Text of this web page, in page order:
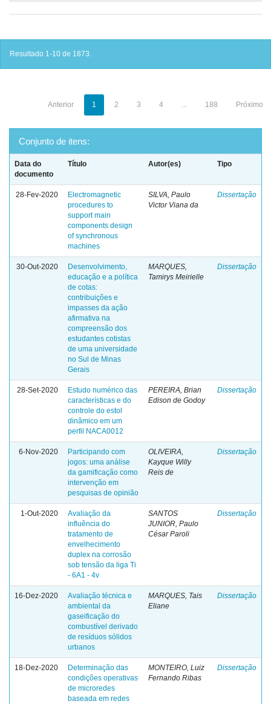
Resultado 1-10 de 1873.
Anterior 1 2 3 4 ... 188 Próximo
Conjunto de itens:
Data do
documento
Título Autor(es) Tipo
28-Fev-2020
Electromagnetic
procedures to
support main
components design
of synchronous
machines
SILVA, Paulo
Victor Viana da
Dissertação
30-Out-2020
Desenvolvimento,
educação e a política
de cotas:
contribuições e
impasses da ação
afirmativa na
compreensão dos
estudantes cotistas
de uma universidade
no Sul de Minas
Gerais
MARQUES,
Tamirys Meirielle
Dissertação
28-Set-2020
Estudo numérico das
características e do
controle do estol
dinâmico em um
perfil NACA0012
PEREIRA, Brian
Edison de Godoy
Dissertação
6-Nov-2020
Participando com
jogos: uma análise
da gamificação como
intervenção em
pesquisas de opinião
OLIVEIRA,
Kayque Willy
Reis de
Dissertação
1-Out-2020
Avaliação da
influência do
tratamento de
envelhecimento
duplex na corrosão
sob tensão da liga Ti
- 6A1 - 4v
SANTOS
JUNIOR, Paulo
César Paroli
Dissertação
16-Dez-2020
Avaliação técnica e
ambiental da
gaseificação do
combustível derivado
de resíduos sólidos
urbanos
MARQUES, Tais
Eliane
Dissertação
18-Dez-2020
Determinação das
condições operativas
de microredes
baseada em redes
MONTEIRO, Luiz
Fernando Ribas
Dissertação